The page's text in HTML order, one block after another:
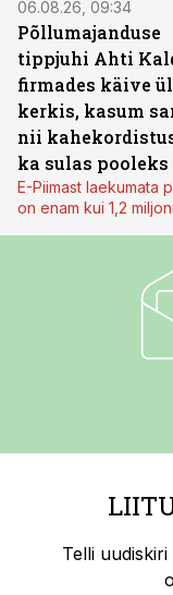
06.08.26, 09:34
Põllumajanduse
tippjuhi Ahti
firmades käive
kerkis, kasum
nii
ka sulas pooleks
E-Piimast laekumata
on enam kui 1,2
Telli